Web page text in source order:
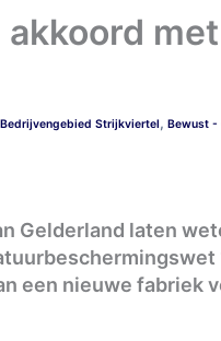
Bedrijvengebied Strijkviertel, Bewust -
Gelderland laten
een nieuwe fabriek